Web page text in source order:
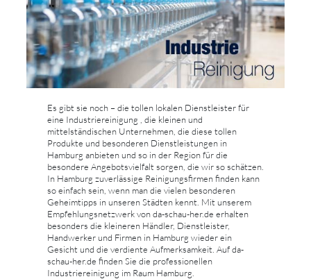
Es gibt sie noch – die tollen lokalen Dienstleister für
eine Industriereinigung , die kleinen und
mittelständischen Unternehmen, die diese tollen
Produkte und besonderen Dienstleistungen in
Hamburg anbieten und so in der Region für die
besondere Angebotsvielfalt sorgen, die wir so schätzen.
In Hamburg zuverlässige Reinigungsfirmen finden kann
so einfach sein, wenn man die vielen besonderen
Geheimtipps in unseren Städten kennt. Mit unserem
Empfehlungsnetzwerk von da-schau-her.de erhalten
besonders die kleineren Händler, Dienstleister,
Handwerker und Firmen in Hamburg wieder ein
Gesicht und die verdiente Aufmerksamkeit. Auf da-
schau-her.de finden Sie die professionellen
Industriereinigung im Raum Hamburg.